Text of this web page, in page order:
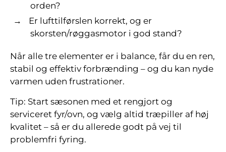
orden?
Er lufttilførslen korrekt, og er
skorsten/røggasmotor i god stand?
Når alle tre elementer er i balance, får du en ren,
stabil og effektiv forbrænding – og du kan nyde
varmen uden frustrationer.
Tip: Start sæsonen med et rengjort og
serviceret fyr/ovn, og vælg altid træpiller af høj
kvalitet – så er du allerede godt på vej til
problemfri fyring.